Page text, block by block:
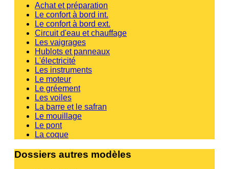
Achat et préparation
Le confort à bord int.
Le confort à bord ext.
Circuit d'eau et chauffage
Les vaigrages
Hublots et panneaux
L'électricité
Les instruments
Le moteur
Le gréement
Les voiles
La barre et le safran
Le mouillage
Le pont
La coque
Dossiers autres modèles